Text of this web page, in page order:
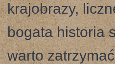
krajobrazy,
bogata historia
warto